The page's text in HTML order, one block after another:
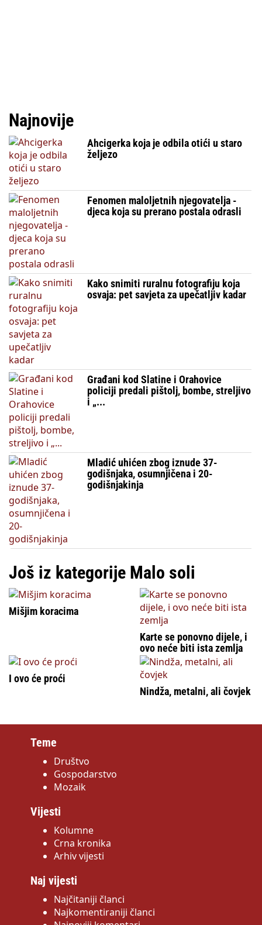
Najnovije
Ahcigerka koja je odbila otići u staro
željezo
Fenomen maloljetnih njegovatelja -
djeca koja su prerano postala odrasli
Kako snimiti ruralnu fotografiju koja
osvaja: pet savjeta za upečatljiv kadar
Građani kod Slatine i Orahovice
policiji predali pištolj, bombe, streljivo
i „...
Mladić uhićen zbog iznude 37-
godišnjaka, osumnjičena i 20-
godišnjakinja
Još iz kategorije Malo soli
Mišjim koracima
Karte se ponovno dijele, i
ovo neće biti ista zemlja
I ovo će proći
Nindža, metalni, ali čovjek
Teme
Društvo
Gospodarstvo
Mozaik
Vijesti
Kolumne
Crna kronika
Arhiv vijesti
Naj vijesti
Najčitaniji članci
Najkomentiraniji članci